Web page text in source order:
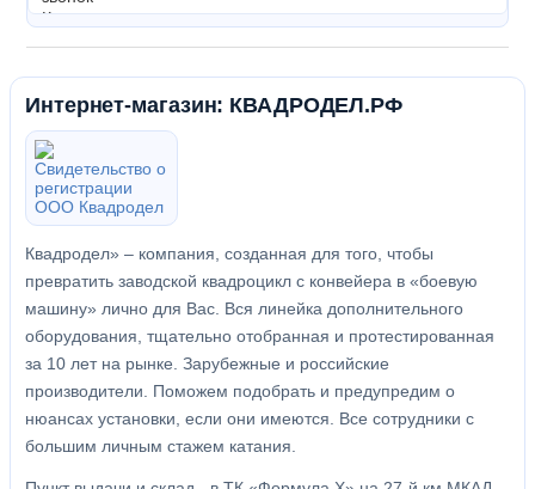
Интернет-магазин: КВАДРОДЕЛ.РФ
Квадродел» – компания, созданная для того, чтобы
превратить заводской квадроцикл с конвейера в «боевую
машину» лично для Вас. Вся линейка дополнительного
оборудования, тщательно отобранная и протестированная
за 10 лет на рынке. Зарубежные и российские
производители. Поможем подобрать и предупредим о
нюансах установки, если они имеются. Все сотрудники с
большим личным стажем катания.